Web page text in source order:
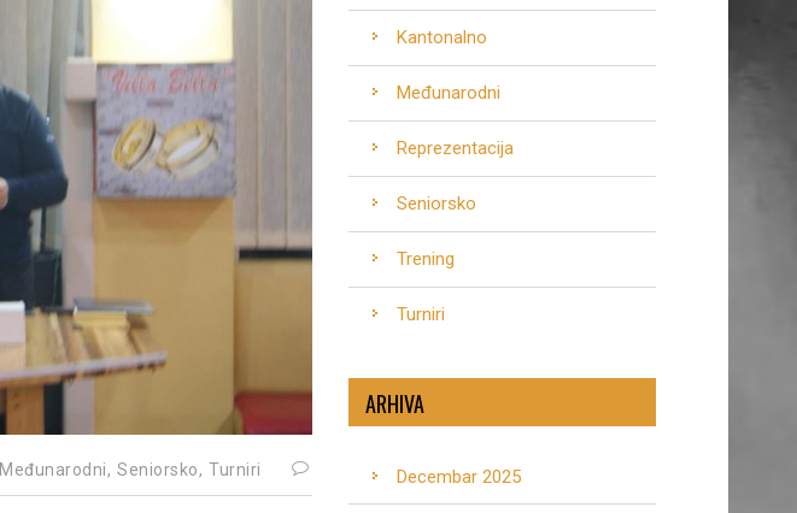
Međunarodni, Seniorsko, Turniri
Kantonalno
Međunarodni
Reprezentacija
Seniorsko
Trening
Turniri
ARHIVA
Decembar 2025